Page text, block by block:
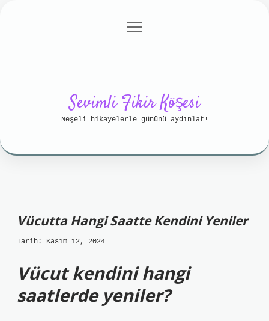
Gizlilik Politikası
menüyü
Sevimli Fikir Köşesi
Neşeli hikayelerle gününü aydınlat!
Vücutta Hangi Saatte Kendini Yeniler
Tarih: Kasım 12, 2024
Vücut kendini hangi
saatlerde yeniler?